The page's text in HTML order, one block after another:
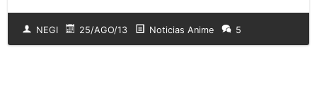
NEGI 25/AGO/13 Noticias Anime 5